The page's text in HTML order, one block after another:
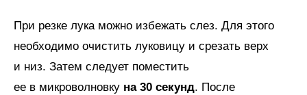
При резке лука можно избежать слез. Для этого
необходимо очистить луковицу и срезать верх
и низ. Затем следует поместить
ее в микроволновку на 30 секунд. После